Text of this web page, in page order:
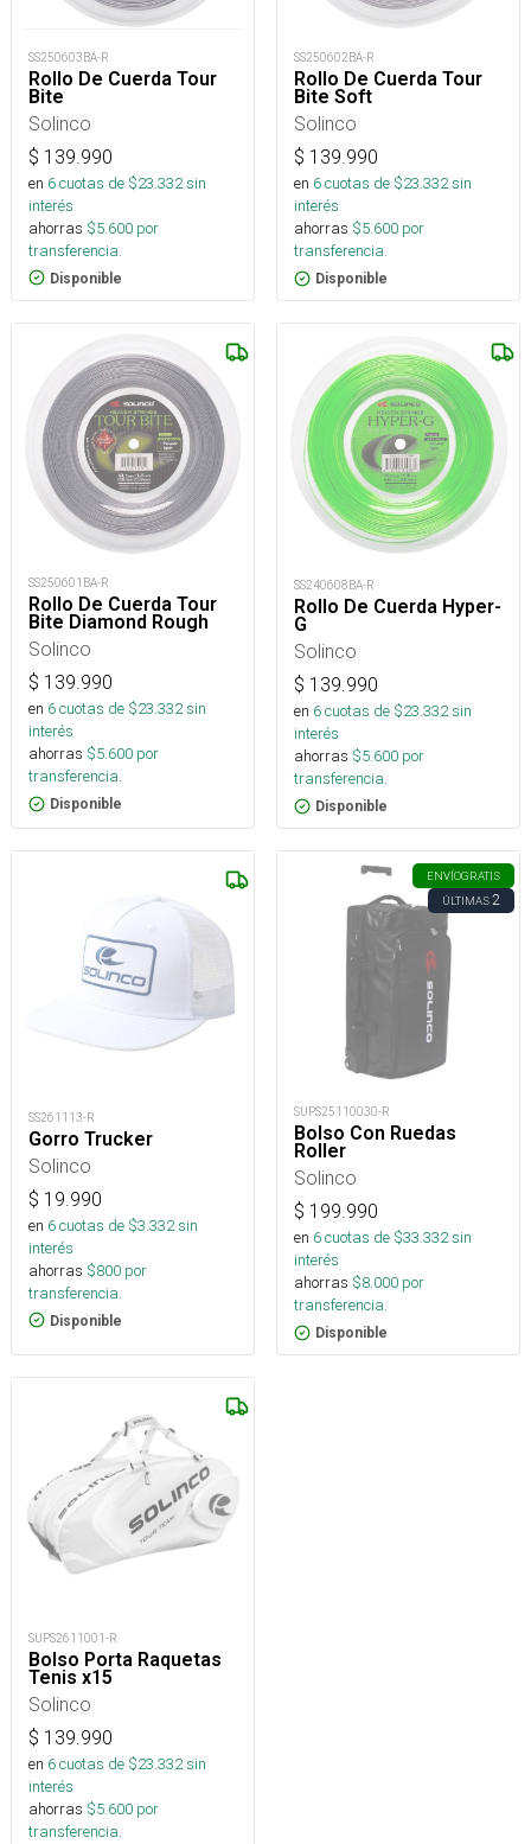
SS250603BA-R
Rollo De Cuerda Tour
Bite
Solinco
$ 139.990
en 6cuotas de $23.332sin
interés
ahorras $5.600 por
transferencia.
Disponible
SS250602BA-R
Rollo De Cuerda Tour
Bite Soft
Solinco
$ 139.990
en 6cuotas de $23.332sin
interés
ahorras $5.600 por
transferencia.
Disponible
SS250601BA-R
Rollo De Cuerda Tour
Bite Diamond Rough
Solinco
$ 139.990
en 6cuotas de $23.332sin
interés
ahorras $5.600 por
transferencia.
Disponible
SS240608BA-R
Rollo De Cuerda Hyper-
G
Solinco
$ 139.990
en 6cuotas de $23.332sin
interés
ahorras $5.600 por
transferencia.
Disponible
SS261113-R
Gorro Trucker
Solinco
$ 19.990
en 6cuotas de $3.332sin
interés
ahorras $800 por
transferencia.
Disponible
ENVÍOGRATIS
ÚLTIMAS2
SUPS25110030-R
Bolso Con Ruedas
Roller
Solinco
$ 199.990
en 6cuotas de $33.332sin
interés
ahorras $8.000 por
transferencia.
Disponible
SUPS2611001-R
Bolso Porta Raquetas
Tenis x15
Solinco
$ 139.990
en 6cuotas de $23.332sin
interés
ahorras $5.600 por
transferencia.